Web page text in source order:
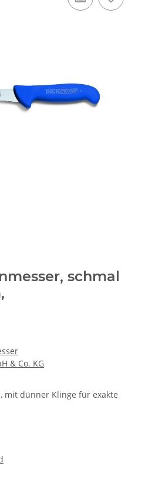
schmal
& Co. KG
mit dünner Klinge für exakte